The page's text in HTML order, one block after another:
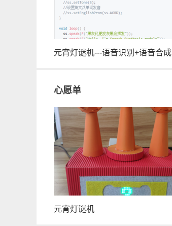
元宵灯谜机---语音识别+语音合成
心愿单
元宵灯谜机